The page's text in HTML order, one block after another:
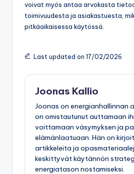
voivat myös antaa arvokasta
toimivuudesta ja asiakastuesta,
pitkäaikaisessa käytössä.
Last updated on 17/02/2026
Joonas Kallio
Joonas on energianhallinnan
on omistautunut auttamaan
voittamaan väsymyksen ja
elämänlaatuaan. Hän on
artikkeleita ja
keskittyvät käytännön
energiatason nostamiseksi.